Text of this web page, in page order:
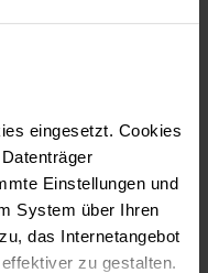
eingesetzt. Cookies
Einstellungen und
System über Ihren
das Internetangebot
zu gestalten.
Buch GmbH